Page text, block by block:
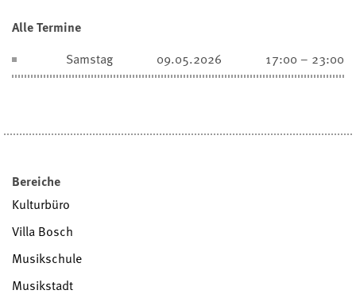
Alle Termine
Samstag
09.05.2026 17:00 – 23:00
Bereiche
Kulturbüro
Villa Bosch
Musikschule
Musikstadt